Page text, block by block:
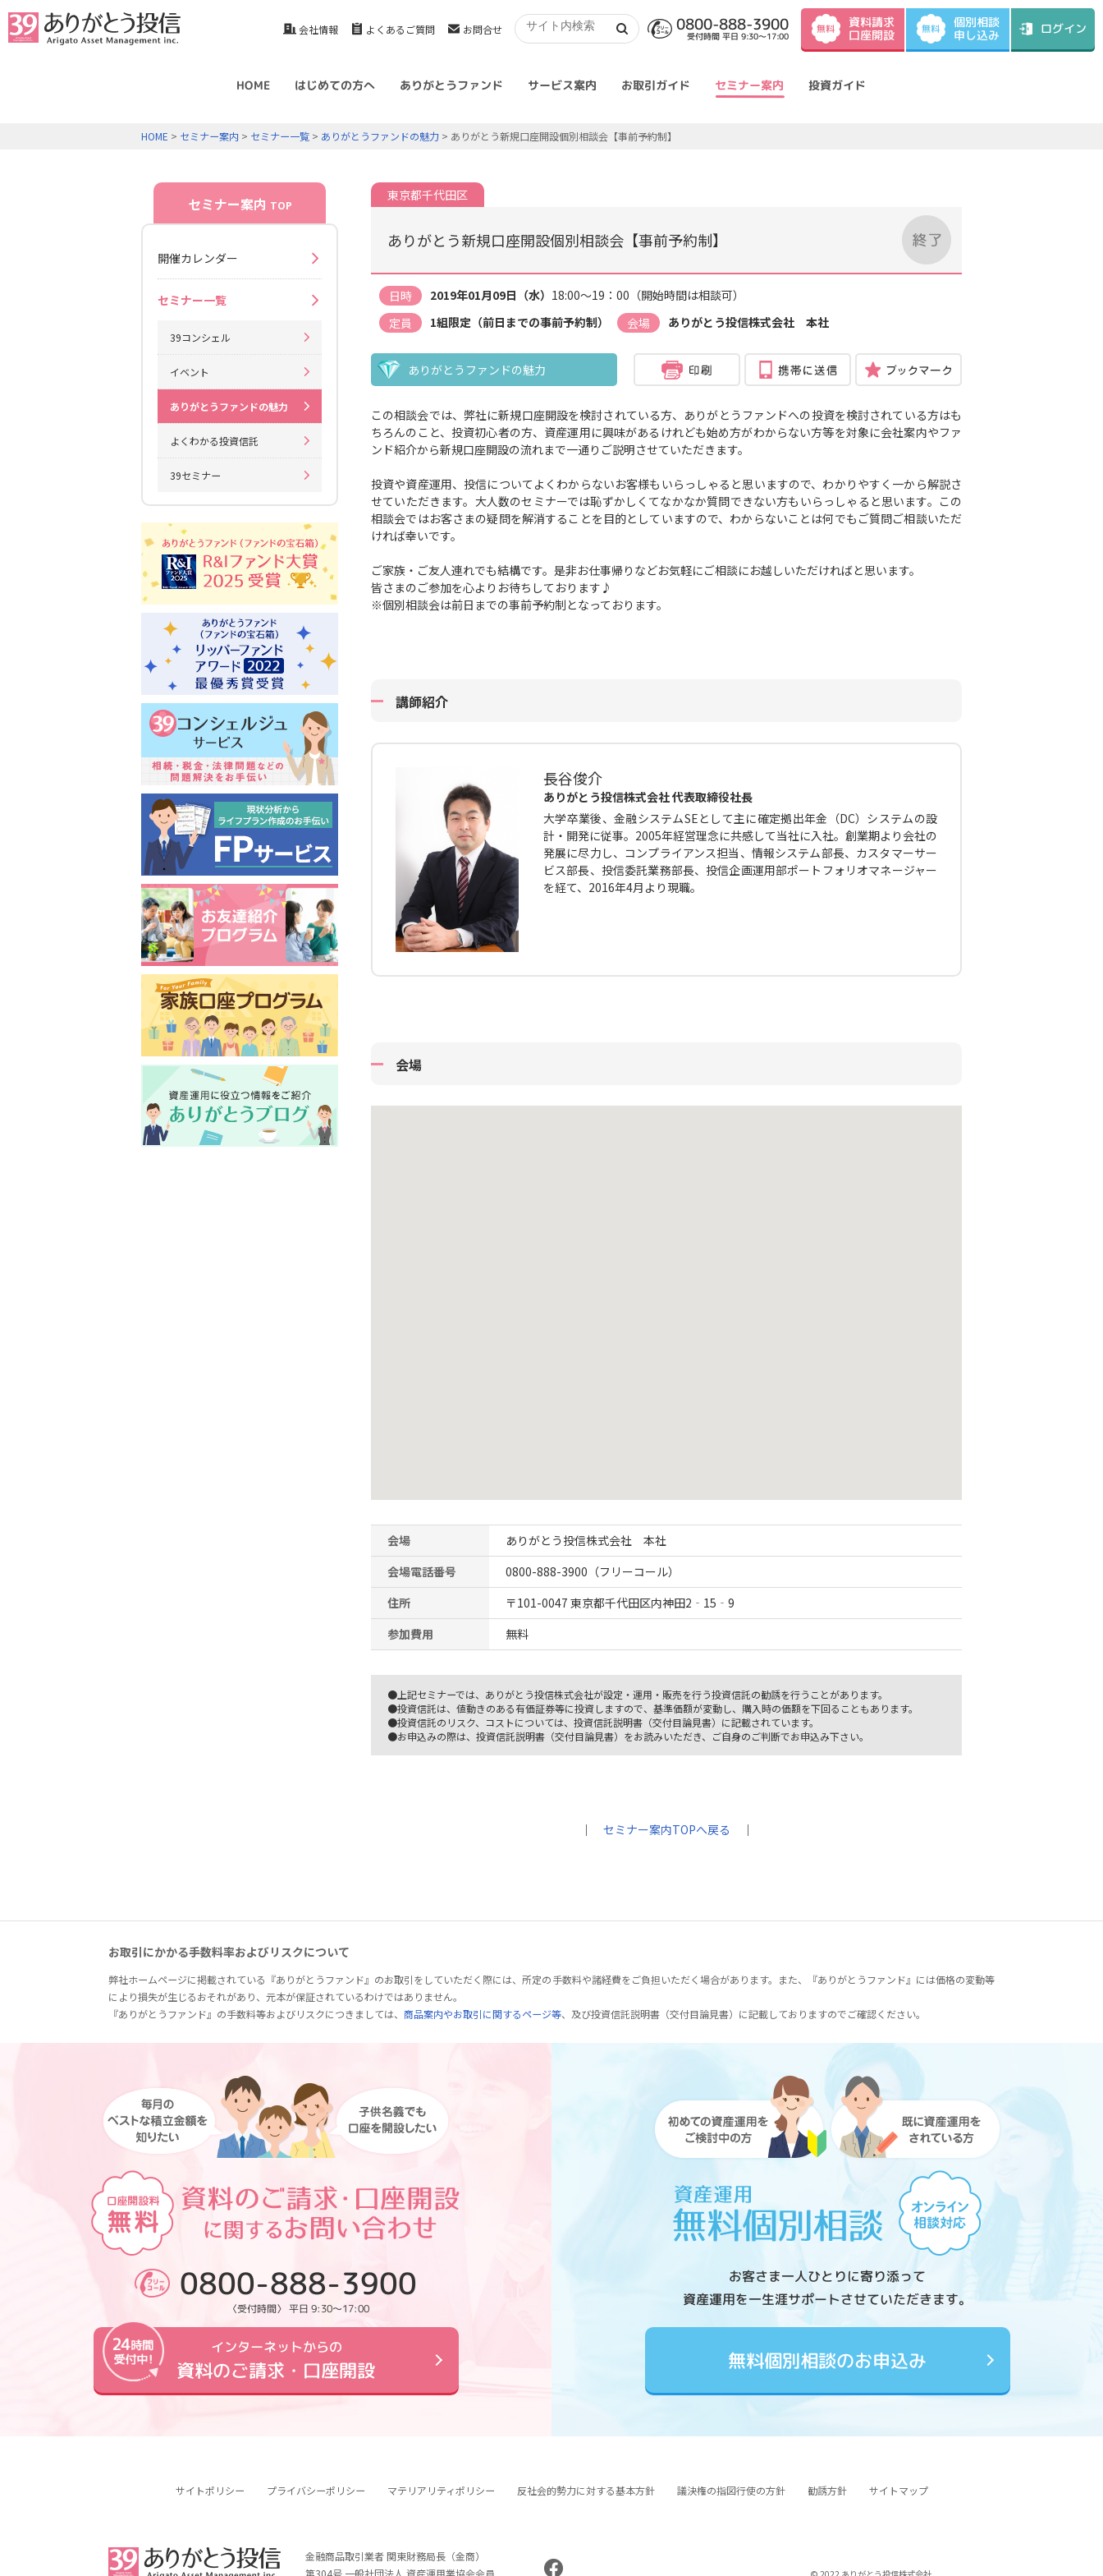
会社情報 よくあるご質問 お問合せ 0800-888-3900
受付時間 平日 9:30～17:00
無料 資料請求
口座開設 無料 個別相談
申し込み ログイン
HOME はじめての方へ ありがとうファンド サービス案内 お取引ガイド セミナー案内 投資ガイド
HOME > セミナー案内 > セミナー一覧 > ありがとうファンドの魅力 > ありがとう新規口座開設個別相談会【事前予約制】
東京都千代田区
ありがとう新規口座開設個別相談会【事前予約制】
日時 2019年01月09日（水） 18:00～19：00（開始時間は相談可）
定員
1組限定（前日までの事前予約制） 会場 ありがとう投信株式会社 本社
ありがとうファンドの魅力
この相談会では、弊社に新規口座開設を検討されている方、ありがとうファンドへの投資を検討されている方はも
ちろんのこと、投資初心者の方、資産運用に興味があるけれども始め方がわからない方等を対象に会社案内やファ
ンド紹介から新規口座開設の流れまで一通りご説明させていただきます。
投資や資産運用、投信についてよくわからないお客様もいらっしゃると思いますので、わかりやすく一から解説さ
せていただきます。大人数のセミナーでは恥ずかしくてなかなか質問できない方もいらっしゃると思います。この
相談会ではお客さまの疑問を解消することを目的としていますので、わからないことは何でもご質問ご相談いただ
ければ幸いです。
ご家族・ご友人連れでも結構です。 是非お仕事帰りなどお気軽にご相談にお越しいただければと思います。
皆さまのご参加を心よりお待ちしております♪
※個別相談会は前日までの事前予約制となっております。
講師紹介
長谷俊介
ありがとう投信株式会社 代表取締役社長
大学卒業後、金融システムSEとして主に確定拠出年金（DC）システムの設
計・開発に従事。2005年経営理念に共感して当社に入社。創業期より会社の
発展に尽力し、コンプライアンス担当、情報システム部長、カスタマーサー
ビス部長、投信委託業務部長、投信企画運用部ポートフォリオマネージャー
を経て、2016年4月より現職。
会場
会場
ありがとう投信株式会社 本社
会場電話番号
0800-888-3900（フリーコール）
住所
〒101-0047 東京都千代田区内神田2‐15‐9
参加費用
無料
●上記セミナーでは、ありがとう投信株式会社が設定・運用・販売を行う投資信託の勧誘を行うことがあります。
●投資信託は、値動きのある有価証券等に投資しますので、基準価額が変動し、購入時の価額を下回ることもあります。
●投資信託のリスク、コストについては、投資信託説明書（交付目論見書）に記載されています。
●お申込みの際は、投資信託説明書（交付目論見書）をお読みいただき、ご自身のご判断でお申込み下さい。
｜ セミナー案内TOPへ戻る ｜
セミナー案内 TOP
開催カレンダー
セミナー一覧
39コンシェル
イベント
ありがとうファンドの魅力
よくわかる投資信託
39セミナー
お取引にかかる手数料率およびリスクについて
弊社ホームページに掲載されている『ありがとうファンド』のお取引をしていただく際には、所定の手数料や諸経費をご負担いただく場合があります。また、『ありがとうファンド』には価格の変動等
により損失が生じるおそれがあり、元本が保証されているわけではありません。
『ありがとうファンド』の手数料等およびリスクにつきましては、 商品案内やお取引に関するページ等、及び投資信託説明書（交付目論見書）に記載しておりますのでご確認ください。
0800-888-3900
〈受付時間〉 平日 9:30～17:00
インターネットからの
資料のご請求・口座開設
お客さま一人ひとりに寄り添って
資産運用を一生涯サポートさせていただきます。
無料個別相談のお申込み
サイトポリシー プライバシーポリシー マテリアリティポリシー 反社会的勢力に対する基本方針 議決権の指図行使の方針 勧誘方針 サイトマップ
金融商品取引業者 関東財務局長（金商）
第304号 一般社団法人 資産運用業協会会員